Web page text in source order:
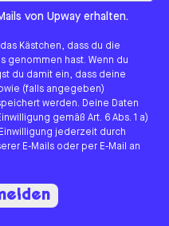
us? von Upway erhalten.
Kästchen, dass du die
genommen hast. Wenn du
du damit ein, dass deine
(falls angegeben)
werden. Deine Daten
gemäß Art. 6 Abs. 1 a)
jederzeit durch
E-Mails oder per E-Mail an